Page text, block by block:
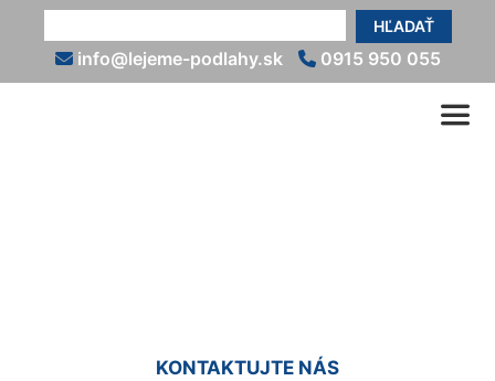
HĽADAŤ
info@lejeme-podlahy.sk 0915 950 055
KONTAKTUJTE NÁS